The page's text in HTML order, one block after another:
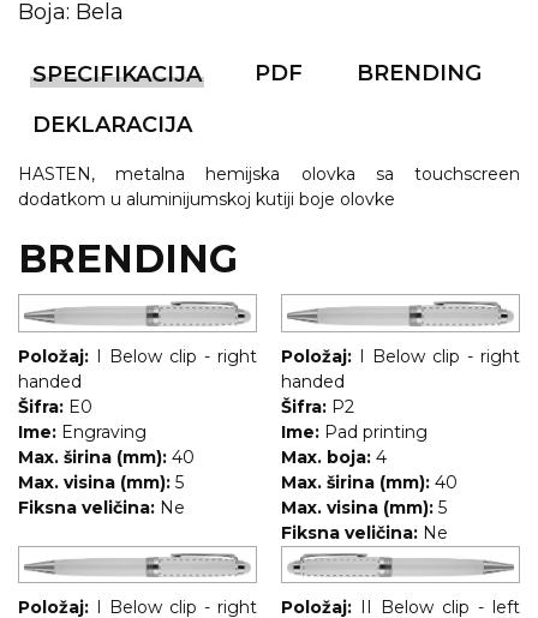
BOCE
TEHNOLOGIJA
KANCELARIJA
KUĆNI SETOVI
OLOVKE
PRIVESCI & ALATI
TORBE & PUTOVANJE
TEKSTIL
RADNA OPREMA
Boja: Bela
SPECIFIKACIJA PDF
BRENDING
DEKLARACIJA
HASTEN, metalna hemijska olovka sa touchscreen
dodatkom u aluminijumskoj kutiji boje olovke
BRENDING
Položaj: I Below clip - right
handed
Šifra: E0
Ime: Engraving
Max. širina (mm): 40
Max. visina (mm): 5
Fiksna veličina: Ne
Položaj: I Below clip - right
handed
Šifra: P2
Ime: Pad printing
Max. boja: 4
Max. širina (mm): 40
Max. visina (mm): 5
Fiksna veličina: Ne
Položaj: I Below clip - right
Položaj: II Below clip - left